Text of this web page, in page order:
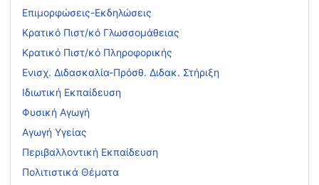
Επιμορφώσεις-Εκδηλώσεις
Κρατικό Πιστ/κό Γλωσσομάθειας
Κρατικό Πιστ/κό Πληροφορικής
Ενισχ. Διδασκαλία-Πρόσθ. Διδακ. Στήριξη
Ιδιωτική Εκπαίδευση
Φυσική Αγωγή
Αγωγή Υγείας
Περιβαλλοντική Εκπαίδευση
Πολιτιστικά Θέματα